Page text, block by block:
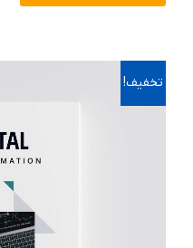
تخفیف!